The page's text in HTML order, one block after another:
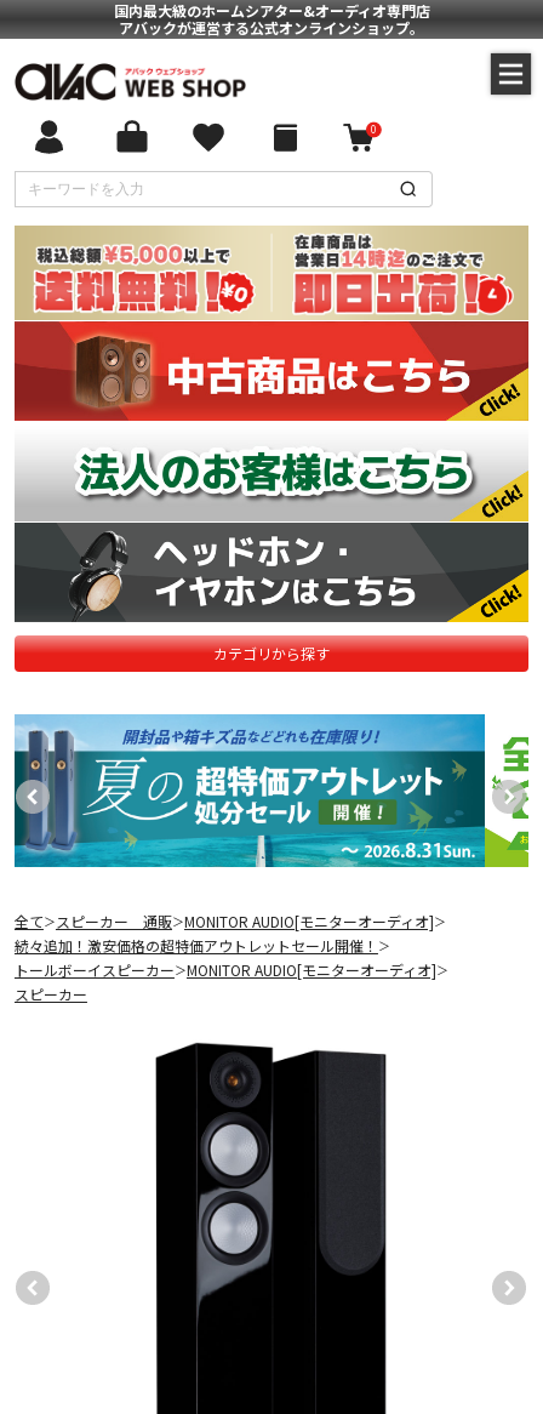
国内最大級のホームシアター&オーディオ専門店
アバックが運営する公式オンラインショップ。
0
カテゴリから探す
全て＞ スピーカー 通販＞MONITOR AUDIO[モニターオーディオ]＞
続々追加！激安価格の超特価アウトレットセール開催！ ＞
トールボーイスピーカー＞MONITOR AUDIO[モニターオーディオ]＞
スピーカー